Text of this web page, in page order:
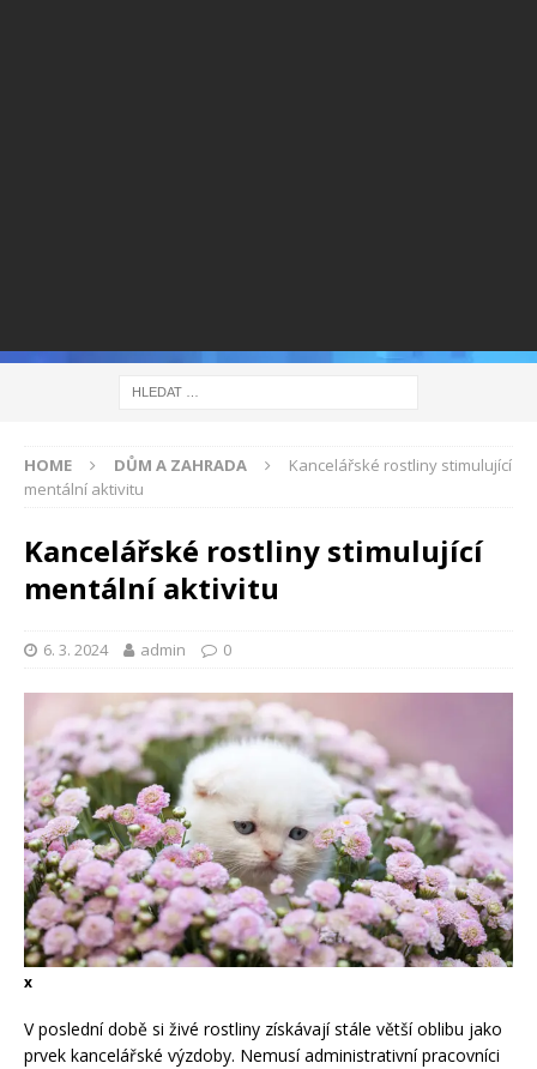
HOME DŮM A ZAHRADA
Kancelářské rostliny stimulující
mentální aktivitu
Kancelářské rostliny stimulující
mentální aktivitu
6. 3. 2024 admin 0
x
V poslední době si živé rostliny získávají stále větší oblibu jako
prvek kancelářské výzdoby. Nemusí administrativní pracovníci